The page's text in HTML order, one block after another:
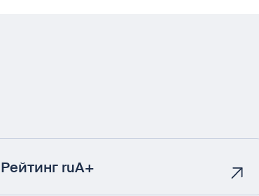
Рейтинг ruA+